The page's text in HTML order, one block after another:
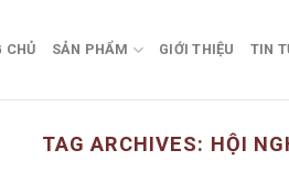
CHỦ SẢN PHẨM GIỚI THIỆU TIN
TAG ARCHIVES: HỘI